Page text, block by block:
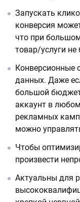
Запускать
конверсия
что при
товар/услуги не
Конверсионные
данных. Даже
большой
аккаунт в
рекламных
можно
Чтобы
произвести
Актуальны для